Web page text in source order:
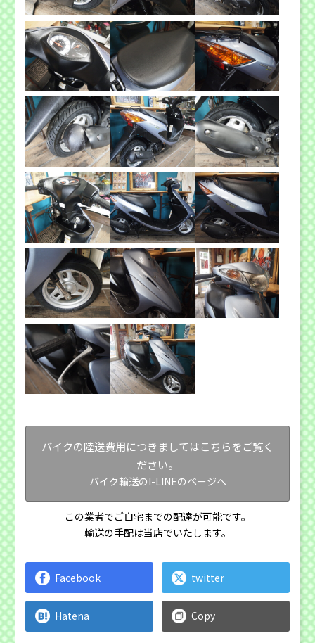
バイクの陸送費用につきましてはこちらをご覧く
ださい。
バイク輸送のI-LINEのページへ
この業者でご自宅までの配達が可能です。
輸送の手配は当店でいたします。
Facebook twitter
Hatena Copy